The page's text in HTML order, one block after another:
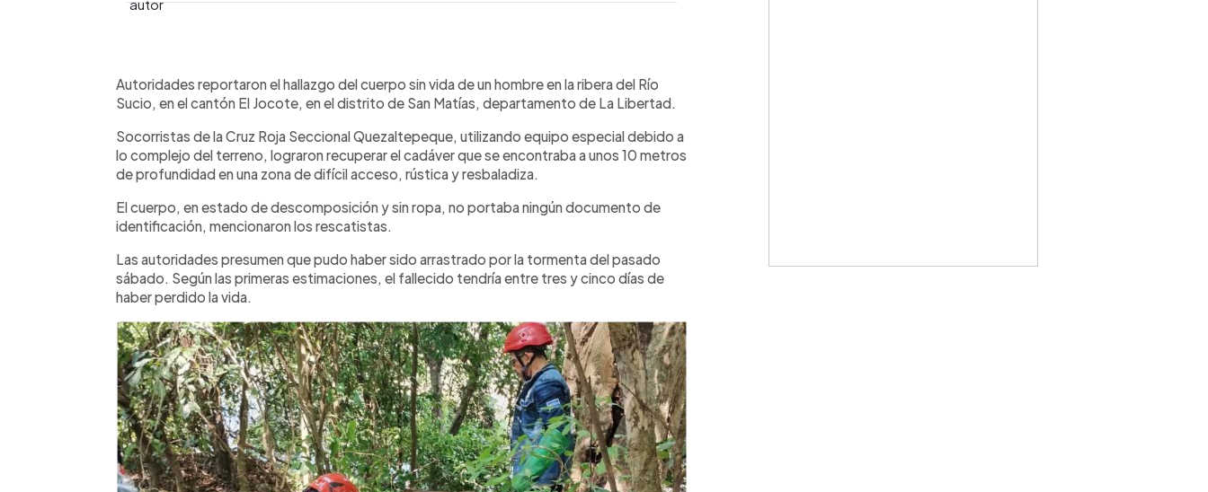
► Escuchar artículo
Autoridades reportaron el hallazgo del cuerpo sin vida de un hombre en la ribera del Río
Sucio, en el cantón El Jocote, en el distrito de San Matías, departamento de La Libertad.
Socorristas de la Cruz Roja Seccional Quezaltepeque, utilizando equipo especial debido a
lo complejo del terreno, lograron recuperar el cadáver que se encontraba a unos 10 metros
de profundidad en una zona de difícil acceso, rústica y resbaladiza.
El cuerpo, en estado de descomposición y sin ropa, no portaba ningún documento de
identificación, mencionaron los rescatistas.
Las autoridades presumen que pudo haber sido arrastrado por la tormenta del pasado
sábado. Según las primeras estimaciones, el fallecido tendría entre tres y cinco días de
haber perdido la vida.